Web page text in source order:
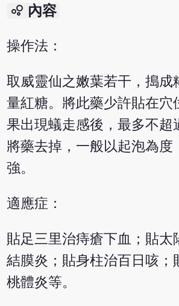
bubble_chart 內容
操作法：
取威靈仙之嫩葉若干，搗成
量紅糖。將此藥少許貼在穴
果出現蟻走感後，最多不超
將藥去掉，一般以起泡為度
強。
適應症：
貼足三里治痔瘡下血；貼太
結膜炎；貼身柱治百日咳；
桃體炎等。